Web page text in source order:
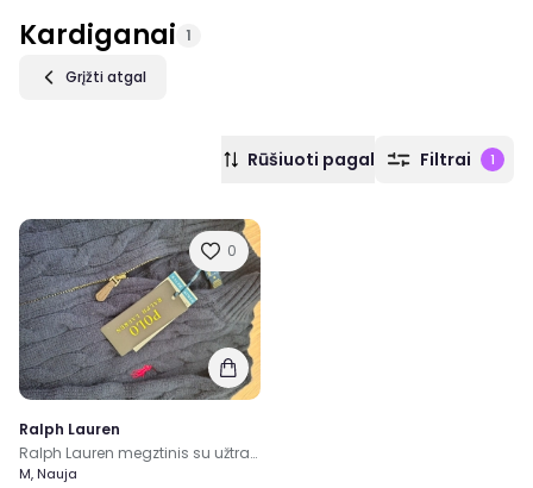
Kardiganai 1
Grįžti atgal
Rūšiuoti pagal Filtrai 1
0
Ralph Lauren
Ralph Lauren megztinis su užtrauktuku
M, Nauja